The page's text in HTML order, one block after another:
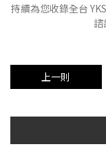
持續為您收錄全台
上一則